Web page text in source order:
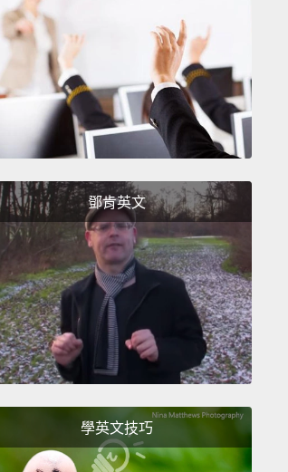
reflection, it can be a color, it
anything you want.
But find
photographs together, and
place to start.
It's going to allow
in your photos to make sure
is worth taking.
它可以是個色彩、它可以是個形
事物。但找到某樣在你的照片中串
一個開始著手的地方。這將使你的
你拍的每張照片都值得一拍。
鄧肯英文
學英文技巧